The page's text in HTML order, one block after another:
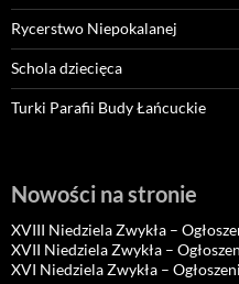
Rycerstwo Niepokalanej
Schola dziecięca
Turki Parafii Budy Łańcuckie
Nowości na stronie
XVIII Niedziela Zwykła –
XVII Niedziela Zwykła –
XVI Niedziela Zwykła –